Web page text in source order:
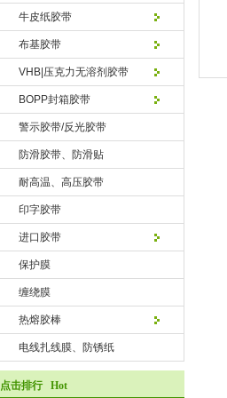
牛皮纸胶带
布基胶带
VHB|压克力无溶剂胶带
BOPP封箱胶带
警示胶带/反光胶带
防滑胶带、防滑贴
耐高温、高压胶带
印字胶带
进口胶带
保护膜
缠绕膜
热熔胶棒
电线扎线膜、防锈纸
点击排行 Hot